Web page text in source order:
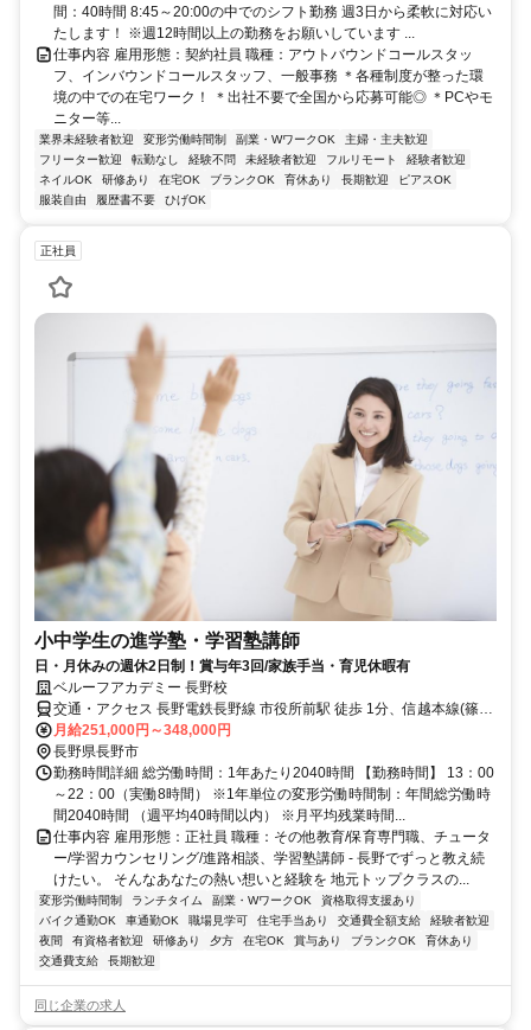
間：40時間 8:45～20:00の中でのシフト勤務 週3日から柔軟に対応い
たします！ ※週12時間以上の勤務をお願いしています ...
仕事内容 雇用形態：契約社員 職種：アウトバウンドコールスタッ
フ、インバウンドコールスタッフ、一般事務 ＊各種制度が整った環
境の中での在宅ワーク！ ＊出社不要で全国から応募可能◎ ＊PCやモ
ニター等...
業界未経験者歓迎 変形労働時間制 副業・WワークOK
主婦・主夫歓迎
フリーター歓迎
転勤なし 経験不問 未経験者歓迎 フルリモート
経験者歓迎
ネイルOK
研修あり 在宅OK ブランクOK 育休あり 長期歓迎
ピアスOK
服装自由
履歴書不要 ひげOK
正社員
小中学生の進学塾・学習塾講師
日・月休みの週休2日制！賞与年3回/家族手当・育児休暇有
ベルーフアカデミー 長野校
交通・アクセス 長野電鉄長野線 市役所前駅 徒歩 1分、信越本線(篠ノ
井－長野) 長野駅 徒歩 10分
月給251,000円～348,000円
長野県長野市
勤務時間詳細 総労働時間：1年あたり2040時間 【勤務時間】 13：00
～22：00（実働8時間） ※1年単位の変形労働時間制：年間総労働時
間2040時間 （週平均40時間以内） ※月平均残業時間...
仕事内容 雇用形態：正社員 職種：その他教育/保育専門職、チュータ
ー/学習カウンセリング/進路相談、学習塾講師 - 長野でずっと教え続
けたい。 そんなあなたの熱い想いと経験を 地元トップクラスの...
変形労働時間制 ランチタイム 副業・WワークOK
資格取得支援あり
バイク通勤OK
車通勤OK 職場見学可 住宅手当あり 交通費全額支給
経験者歓迎
夜間
有資格者歓迎 研修あり 夕方 在宅OK 賞与あり ブランクOK
育休あり
交通費支給
長期歓迎
同じ企業の求人